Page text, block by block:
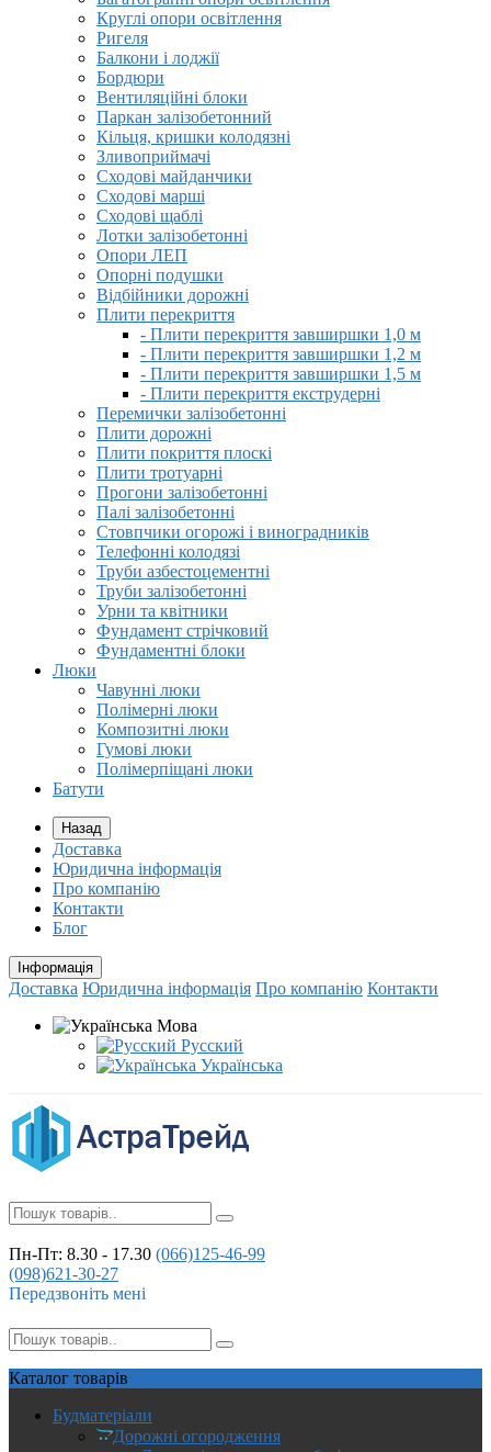
Круглі опори освітлення
Ригеля
Балкони і лоджії
Бордюри
Вентиляційні блоки
Паркан залізобетонний
Кільця, кришки колодязні
Зливоприймачі
Сходові майданчики
Сходові марші
Сходові щаблі
Лотки залізобетонні
Опори ЛЕП
Опорні подушки
Відбійники дорожні
Плити перекриття
- Плити перекриття завширшки 1,0 м
- Плити перекриття завширшки 1,2 м
- Плити перекриття завширшки 1,5 м
- Плити перекриття екструдерні
Перемички залізобетонні
Плити дорожні
Плити покриття плоскі
Плити тротуарні
Прогони залізобетонні
Палі залізобетонні
Стовпчики огорожі і виноградників
Телефонні колодязі
Труби азбестоцементні
Труби залізобетонні
Урни та квітники
Фундамент стрічковий
Фундаментні блоки
Люки
Чавунні люки
Полімерні люки
Композитні люки
Гумові люки
Полімерпіщані люки
Батути
Назад
Доставка
Юридична інформація
Про компанію
Контакти
Блог
Інформація
Доставка Юридична інформація Про компанію Контакти
Мова
Русский
Українська
Пн-Пт: 8.30 - 17.30 (066)125-46-99
(098)621-30-27
Передзвоніть мені
Каталог товарів
Будматеріали
Дорожні огородження